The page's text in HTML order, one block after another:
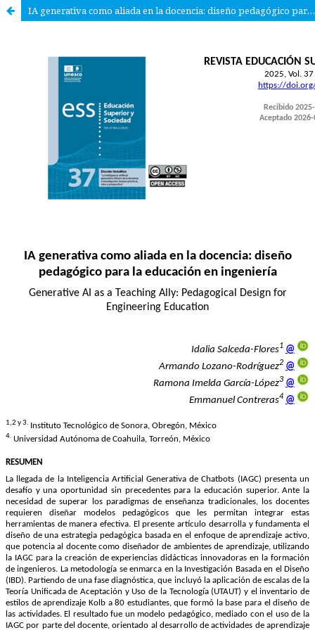
IA generativa como aliada en la docencia: diseño pedagógico para la educación en ingeniería